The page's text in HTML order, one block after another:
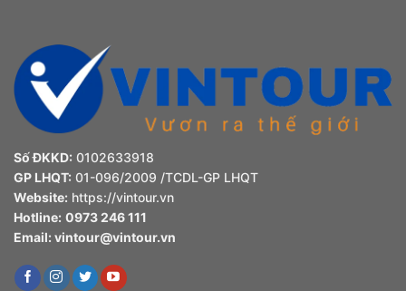
Số ĐKKD: 0102633918
GP LHQT: 01-096/2009 /TCDL-GP LHQT
Website: https://vintour.vn
Hotline: 0973 246 111
Email: vintour@vintour.vn